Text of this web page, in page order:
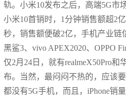
轨。小米10发布之后，高端5G市
小米10首销时，1分钟销售额超2
秒，销售额便破2亿，手机产业链
黑鲨3、vivo APEX2020、OPPO
仅2月24日，就有realmeX50Pro和
布。当然，最闷闷不热的，应该
都没有5G手机，而且，iPhone销